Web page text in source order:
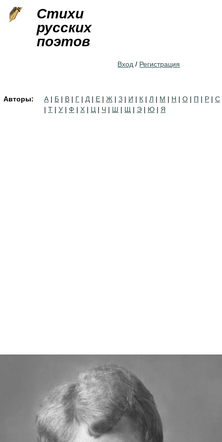
Стихи
русских
поэтов
Вход / Регистрация
Авторы: А | Б | В | Г | Д | Е | Ж | З | И | К | Л | М | Н | О | П | Р | С
| Т | У | Ф | Х | Ц | Ч | Ш | Щ | Э | Ю | Я